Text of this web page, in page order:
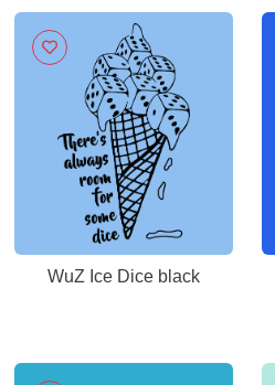
WuZ Ice Dice black